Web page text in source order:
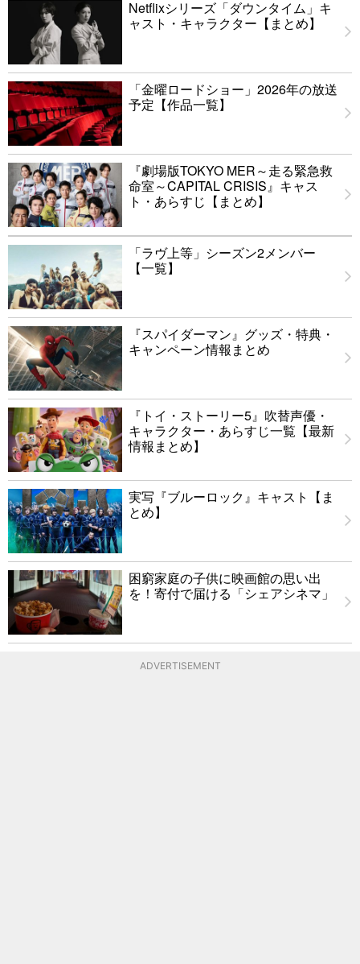
Netflixシリーズ「ダウンタイム」キ
ャスト・キャラクター【まとめ】
「金曜ロードショー」2026年の放送
予定【作品一覧】
『劇場版TOKYO MER～走る緊急救
命室～CAPITAL CRISIS』キャス
ト・あらすじ【まとめ】
「ラヴ上等」シーズン2メンバー
【一覧】
『スパイダーマン』グッズ・特典・
キャンペーン情報まとめ
『トイ・ストーリー5』吹替声優・
キャラクター・あらすじ一覧【最新
情報まとめ】
実写『ブルーロック』キャスト【ま
とめ】
困窮家庭の子供に映画館の思い出
を！寄付で届ける「シェアシネマ」
ADVERTISEMENT